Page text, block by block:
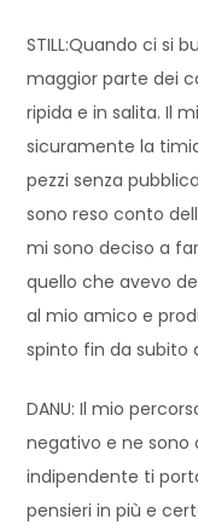
STILL:Quando ci si
maggior parte dei
ripida e in salita. Il
sicuramente la
pezzi senza
sono reso conto
mi sono deciso a
quello che avevo
al mio amico e
spinto fin da subito
DANU: Il mio
negativo e ne sono
indipendente ti
pensieri in più e